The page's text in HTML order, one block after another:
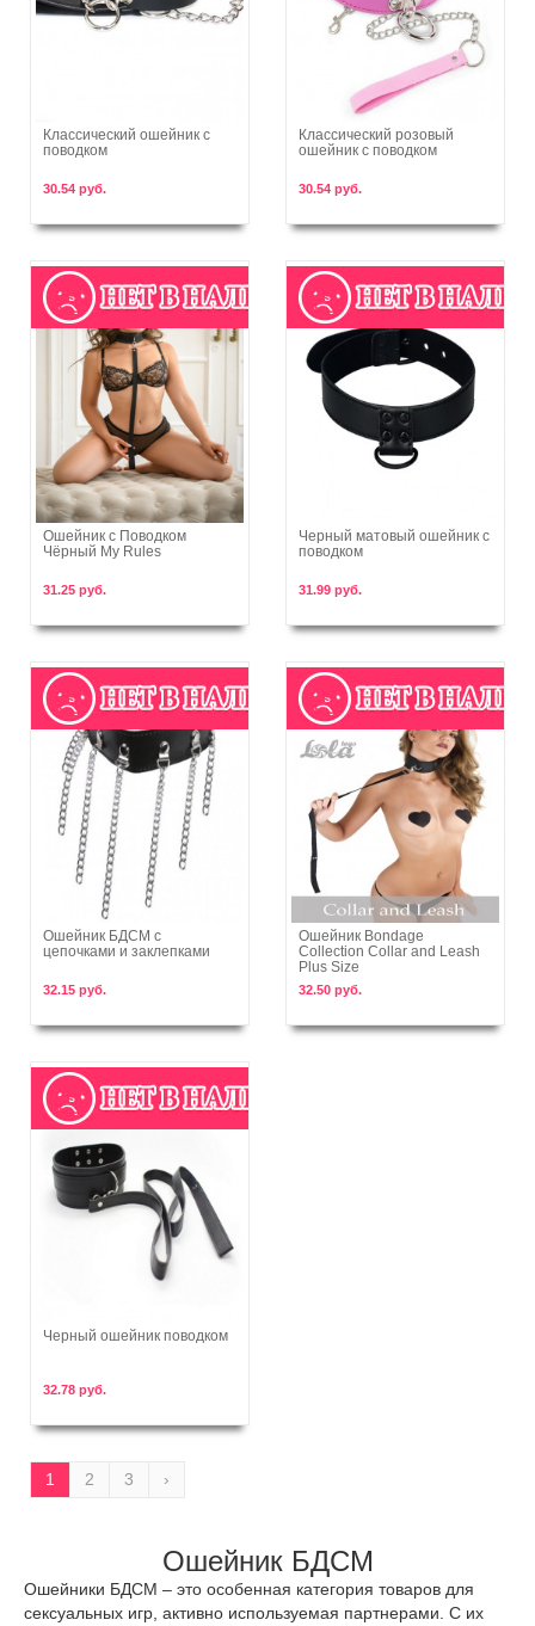
Классический ошейник с
поводком
30.54 руб.
В корзину
Классический розовый
ошейник с поводком
30.54 руб.
В корзину
Ошейник с Поводком
Чёрный My Rules
31.25 руб.
Черный матовый ошейник с
поводком
31.99 руб.
В корзину
Ошейник БДСМ с
цепочками и заклепками
32.15 руб.
В корзину
Ошейник Bondage
Collection Collar and Leash
Plus Size
32.50 руб.
Черный ошейник поводком
32.78 руб.
1 2 3 ›
Ошейник БДСМ
Ошейники БДСМ – это особенная категория товаров для
сексуальных игр, активно используемая партнерами. С их